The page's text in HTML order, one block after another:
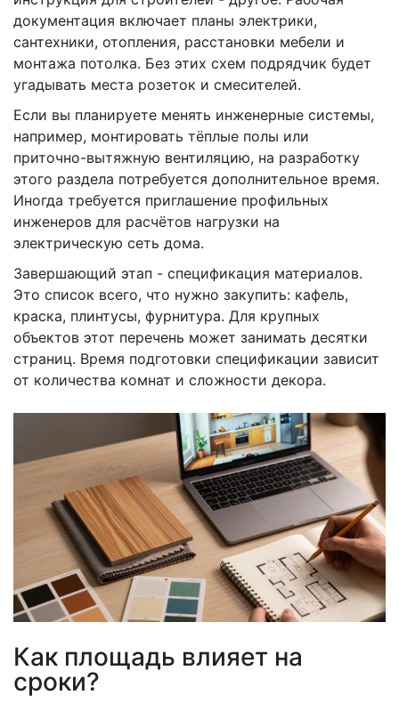
документация включает планы электрики,
сантехники, отопления, расстановки мебели и
монтажа потолка. Без этих схем подрядчик будет
угадывать места розеток и смесителей.
Если вы планируете менять инженерные системы,
например, монтировать тёплые полы или
приточно-вытяжную вентиляцию, на разработку
этого раздела потребуется дополнительное время.
Иногда требуется приглашение профильных
инженеров для расчётов нагрузки на
электрическую сеть дома.
Завершающий этап - спецификация материалов.
Это список всего, что нужно закупить: кафель,
краска, плинтусы, фурнитура. Для крупных
объектов этот перечень может занимать десятки
страниц. Время подготовки спецификации зависит
от количества комнат и сложности декора.
Как площадь влияет на
сроки?